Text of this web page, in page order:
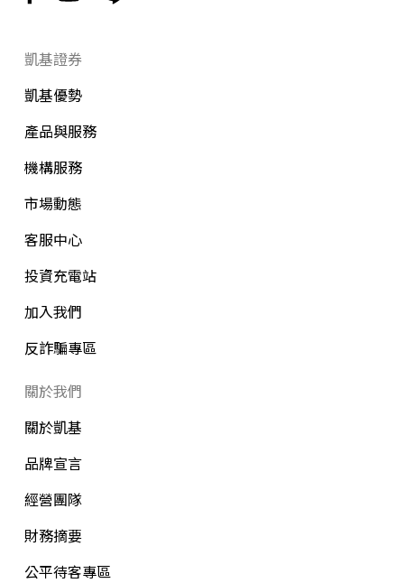
凱基證券
凱基優勢
產品與服務
機構服務
市場動態
客服中心
投資充電站
加入我們
反詐騙專區
關於我們
關於凱基
品牌宣言
經營團隊
財務摘要
公平待客專區